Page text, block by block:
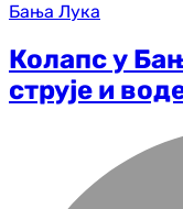
Бања Лука
Колапс у
струје и